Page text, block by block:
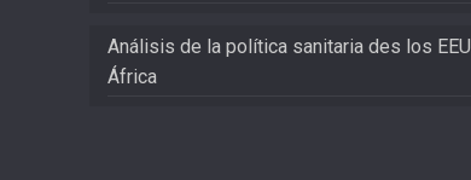
Análisis de la política sanitaria des los
África